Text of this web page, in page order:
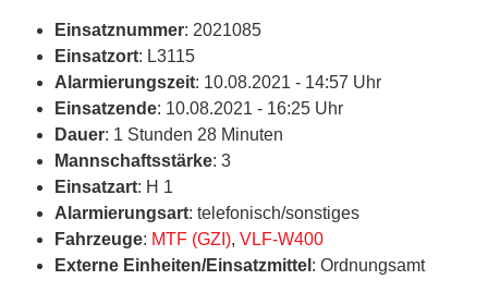
Einsatznummer: 2021085
Einsatzort: L3115
Alarmierungszeit: 10.08.2021 - 14:57 Uhr
Einsatzende: 10.08.2021 - 16:25 Uhr
Dauer: 1 Stunden 28 Minuten
Mannschaftsstärke: 3
Einsatzart: H 1
Alarmierungsart: telefonisch/sonstiges
Fahrzeuge: MTF (GZI), VLF-W400
Externe Einheiten/Einsatzmittel : Ordnungsamt